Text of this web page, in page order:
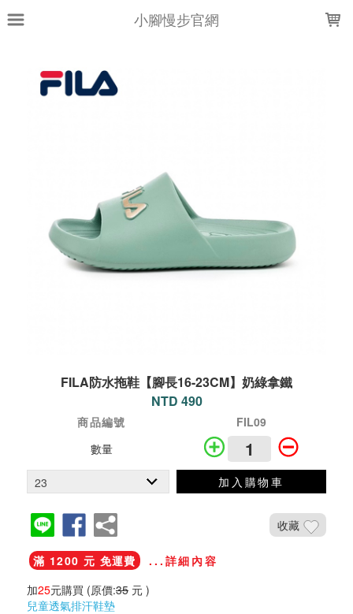
小腳慢步官網
FILA防水拖鞋【腳長16-23CM】奶綠拿鐵
NTD 490
商品編號
FIL09
數量
加入購物車
收藏
滿 1200 元 免運費
...詳細內容
加25元購買 (原價:35 元 )
兒童透氣排汗鞋墊